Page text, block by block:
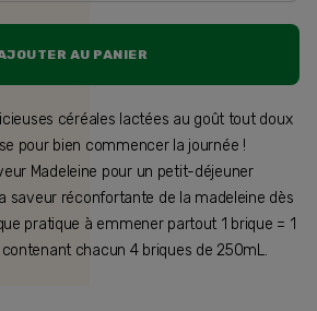
AU PANIER
céréales lactées au goût tout doux
pour bien commencer la journée !
Madeleine pour un petit-déjeuner
saveur réconfortante de la madeleine dès
pratique à emmener partout 1 brique = 1
chacun 4 briques de 250mL.